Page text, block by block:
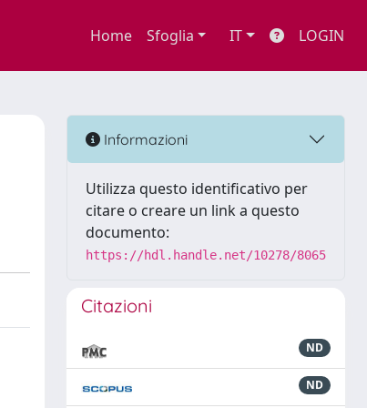
Home Sfoglia IT LOGIN
Informazioni
Utilizza questo identificativo per
citare o creare un link a questo
documento:
https://hdl.handle.net/10278/8065
Citazioni
ND
ND